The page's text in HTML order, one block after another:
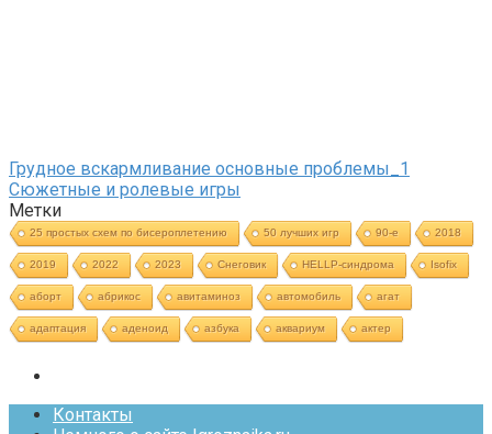
Грудное вскармливание основные проблемы_1
Сюжетные и ролевые игры
Метки
25 простых схем по бисероплетению 50 лучших игр 90-е 2018
2019 2022 2023 Cнеговик HELLP-синдрома Isofix
аборт абрикос авитаминоз автомобиль агат
адаптация аденоид азбука аквариум актер
Контакты